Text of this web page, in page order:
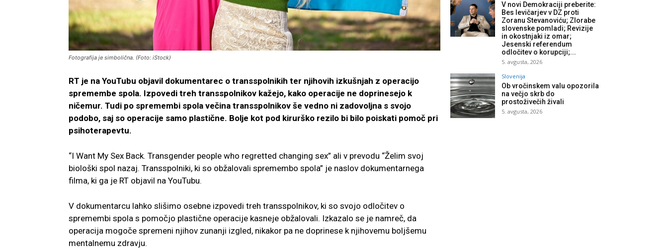
Fotografija je simbolična. (Foto: iStock)
RT je na YouTubu objavil dokumentarec o transspolnikih ter njihovih izkušnjah z operacijo
spremembe spola. Izpovedi treh transspolnikov kažejo, kako operacije ne doprinesejo k
ničemur. Tudi po spremembi spola večina transspolnikov še vedno ni zadovoljna s svojo
podobo, saj so operacije samo plastične. Bolje kot pod kirurško rezilo bi bilo poiskati pomoč pri
psihoterapevtu.
“I Want My Sex Back. Transgender people who regretted changing sex” ali v prevodu “Želim svoj
biološki spol nazaj. Transspolniki, ki so obžalovali spremembo spola” je naslov dokumentarnega
filma, ki ga je RT objavil na YouTubu.
V dokumentarcu lahko slišimo osebne izpovedi treh transspolnikov, ki so svojo odločitev o
spremembi spola s pomočjo plastične operacije kasneje obžalovali. Izkazalo se je namreč, da
operacija mogoče spremeni njihov zunanji izgled, nikakor pa ne doprinese k njihovemu boljšemu
mentalnemu zdravju.
V novi Demokraciji preberite:
Bes levičarjev v DZ proti
Zoranu Stevanoviću; Zlorabe
slovenske pomladi; Revizije
in okostnjaki iz omar;
Jesenski referendum
odločitev o korupciji;...
5. avgusta, 2026
Slovenija
Ob vročinskem valu opozorila
na večjo skrb do
prostoživečih živali
5. avgusta, 2026